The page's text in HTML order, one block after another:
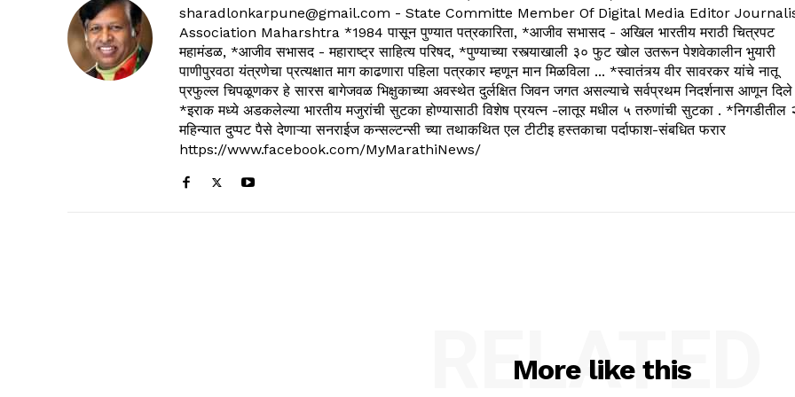
sharadlonkarpune@gmail.com - State Committe Member Of Digital Media Editor
Association Maharshtra *1984 पासून पुण्यात पत्रकारिता, *आजीव सभासद - अखिल भारतीय मराठी चित्रपट
महामंडळ, *आजीव सभासद - महाराष्ट्र साहित्य परिषद, *पुण्याच्या रस्त्याखाली ३० फुट खोल उतरून पेशवेकालीन भुयारी
पाणीपुरवठा यंत्रणेचा प्रत्यक्षात माग काढणारा पहिला पत्रकार म्हणून मान मिळविला ... *स्वातंत्र्य वीर सावरकर यांचे नातू
प्रफुल्ल चिपळूणकर हे सारस बागेजवळ भिक्षुकाच्या अवस्थेत दुर्लक्षित जिवन जगत असल्याचे सर्वप्रथम निदर्शनास आणून दिले
*इराक मध्ये अडकलेल्या भारतीय मजुरांची सुटका होण्यासाठी विशेष प्रयत्न -लातूर मधील ५ तरुणांची सुटका . *निगडीतील
महिन्यात दुप्पट पैसे देणाऱ्या सनराईज कन्सल्टन्सी च्या तथाकथित एल टीटीइ हस्तकाचा पर्दाफाश-संबधित फरार
https://www.facebook.com/MyMarathiNews/
More like this
RELATED